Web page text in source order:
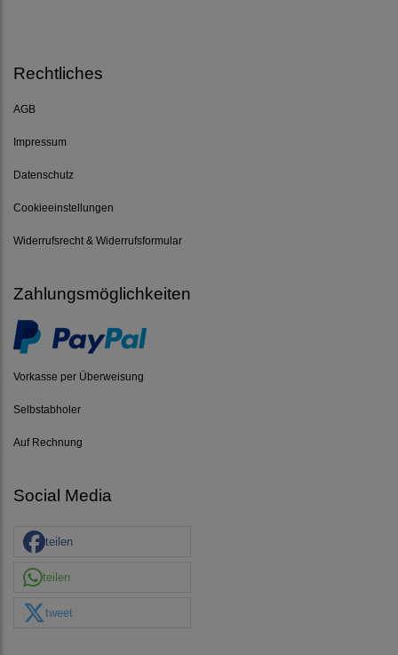
Rechtliches
AGB
Impressum
Datenschutz
Cookieeinstellungen
Widerrufsrecht & Widerrufsformular
Zahlungsmöglichkeiten
Vorkasse per Überweisung
Selbstabholer
Auf Rechnung
Social Media
teilen
teilen
tweet